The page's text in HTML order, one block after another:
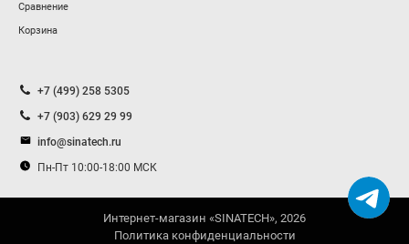
Сравнение
Корзина
+7 (499) 258 5305
+7 (903) 629 29 99
info@sinatech.ru
Пн-Пт 10:00-18:00 МСК
Интернет-магазин «SINATECH», 2026
Политика конфиденциальности